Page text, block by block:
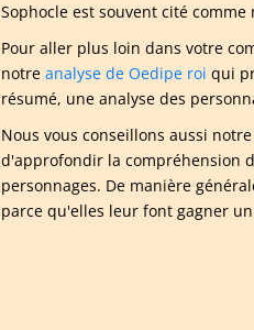
Sophocle est souvent cité
Pour aller plus loin dans votre
notre analyse de Oedipe roi qui
résumé, une analyse des
Nous vous conseillons aussi notre
d'approfondir la compréhension
personnages. De manière
parce qu'elles leur font gagner